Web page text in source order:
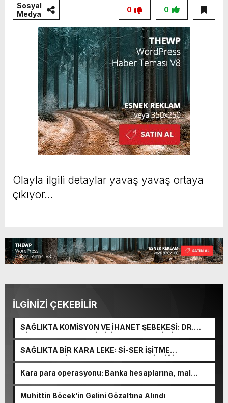
Sosyal
Medya
0
0
Olayla ilgili detaylar yavaş yavaş ortaya
çıkıyor…
İLGİNİZİ ÇEKEBİLİR
SAĞLIKTA KOMİSYON VE İHANET ŞEBEKESİ: DR.
NİHAT URUÇ VE SEMİH İŞİTME MERKEZİ’NİN SGK
VURGUNU!
SAĞLIKTA BİR KARA LEKE: Sİ-SER İŞİTME
MERKEZLERİ VE MODERN UMUT TACİRLİĞİ
Kara para operasyonu: Banka hesaplarına, mal
Muhittin Böcek’in Gelini Gözaltına Alındı